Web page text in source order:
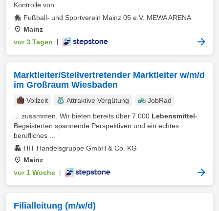
Kontrolle von ...
Fußball- und Sportverein Mainz 05 e.V. MEWA ARENA
Mainz
vor 3 Tagen
Marktleiter/Stellvertretender Marktleiter w/m/d
im Großraum Wiesbaden
Vollzeit Attraktive Vergütung
JobRad
... zusammen. Wir bieten bereits über 7.000 Lebensmittel-
Begeisterten spannende Perspektiven und ein echtes
berufliches ...
HIT Handelsgruppe GmbH & Co. KG
Mainz
vor 1 Woche
Filialleitung (m/w/d)